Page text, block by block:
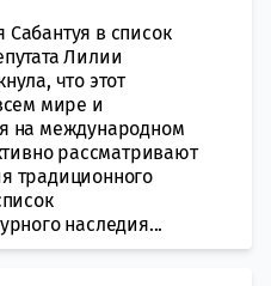
в список
Лилии
что этот
мире и
на международном
рассматривают
традиционного
наследия...